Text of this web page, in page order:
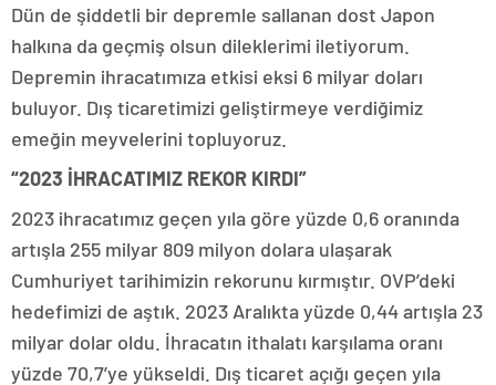
Dün de şiddetli bir depremle sallanan dost Japon
halkına da geçmiş olsun dileklerimi iletiyorum.
Depremin ihracatımıza etkisi eksi 6 milyar doları
buluyor. Dış ticaretimizi geliştirmeye verdiğimiz
emeğin meyvelerini topluyoruz.
“2023 İHRACATIMIZ REKOR KIRDI”
2023 ihracatımız geçen yıla göre yüzde 0,6 oranında
artışla 255 milyar 809 milyon dolara ulaşarak
Cumhuriyet tarihimizin rekorunu kırmıştır. OVP’deki
hedefimizi de aştık. 2023 Aralıkta yüzde 0,44 artışla 23
milyar dolar oldu. İhracatın ithalatı karşılama oranı
yüzde 70,7’ye yükseldi. Dış ticaret açığı geçen yıla